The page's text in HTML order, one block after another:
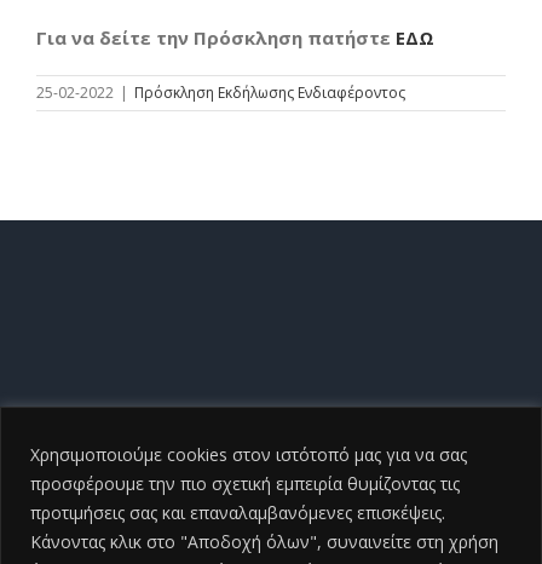
Χρησιμοποιούμε cookies στον ιστότοπό μας για να σας
προσφέρουμε την πιο σχετική εμπειρία θυμίζοντας τις
προτιμήσεις σας και επαναλαμβανόμενες επισκέψεις.
Κάνοντας κλικ στο "Αποδοχή όλων", συναινείτε στη χρήση
Για να δείτε την Πρόσκληση πατήστε ΕΔΩ
25-02-2022 | Πρόσκληση Εκδήλωσης Ενδιαφέροντος